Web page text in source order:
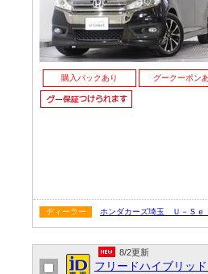
購入パックあり グークーポン
ディーラー ホンダカーズ埼玉 Ｕ－Ｓ
8/2更新
フリードハイブリッ